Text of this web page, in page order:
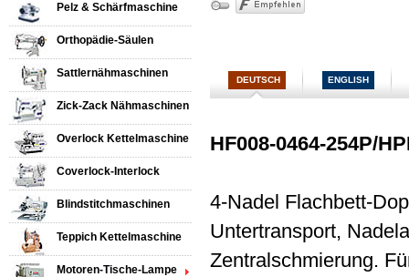
DEUTSCH ENGLISH
HF008-0464-254P/
4-Nadel Flachbett-
Untertransport,
Zentralschmierung.
Pelz & Schärfmaschine
Orthopädie-Säulen
Sattlernähmaschinen
Zick-Zack Nähmaschinen
Overlock Kettelmaschine
Coverlock-Interlock
Blindstitchmaschinen
Teppich Kettelmaschine
Motoren-Tische-Lampe